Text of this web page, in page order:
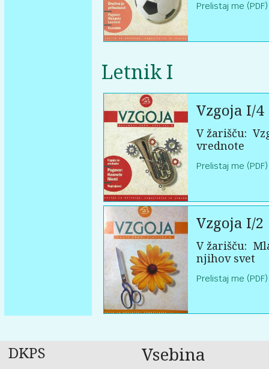
Prelistaj me (PDF)
Letnik I
Vzgoja I/4
V žarišču:
vrednote
Prelistaj me (PDF)
Vzgoja I/2
V žarišču:
njihov svet
Prelistaj me (PDF)
DKPS Vsebina